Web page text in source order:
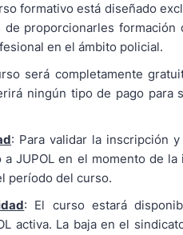
formativo está diseñado
proporcionarles formación
en el ámbito policial.
será completamente
ningún tipo de pago para
: Para validar la inscripción
JUPOL en el momento de
período del curso.
: El curso estará
activa. La baja en el